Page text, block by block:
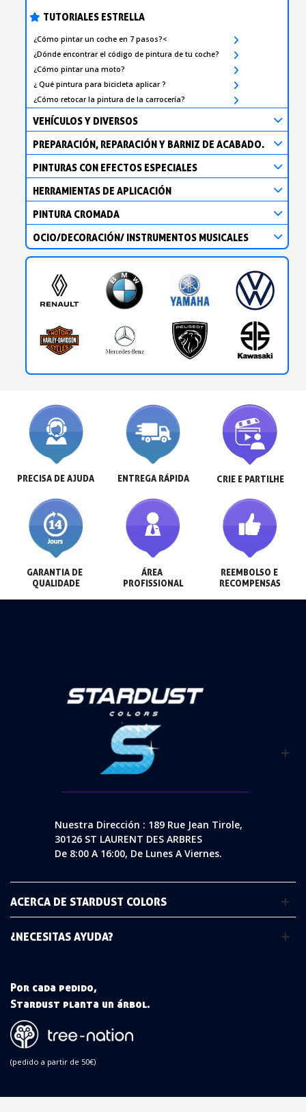
TUTORIALES ESTRELLA
¿Cómo pintar un coche en 7 pasos?<
¿Dónde encontrar el código de pintura de tu coche?
¿Cómo pintar una moto?
¿ Qué pintura para bicicleta aplicar ?
¿Cómo retocar la pintura de la carrocería?
VEHÍCULOS Y DIVERSOS
PREPARACIÓN, REPARACIÓN Y BARNIZ DE ACABADO.
PINTURAS CON EFECTOS ESPECIALES
HERRAMIENTAS DE APLICACIÓN
PINTURA CROMADA
OCIO/DECORACIÓN/ INSTRUMENTOS MUSICALES
PRECISA DE AJUDA ENTREGA RÁPIDA CRIE E PARTILHE
GARANTIA DE
QUALIDADE
ÁREA
PROFISSIONAL
REEMBOLSO E
RECOMPENSAS
Nuestra Dirección : 189 Rue Jean Tirole,
30126 ST LAURENT DES ARBRES
De 8:00 A 16:00, De Lunes A Viernes.
ACERCA DE STARDUST COLORS
¿NECESITAS AYUDA?
Por cada pedido,
Stardust planta un árbol.
(pedido a partir de 50€)